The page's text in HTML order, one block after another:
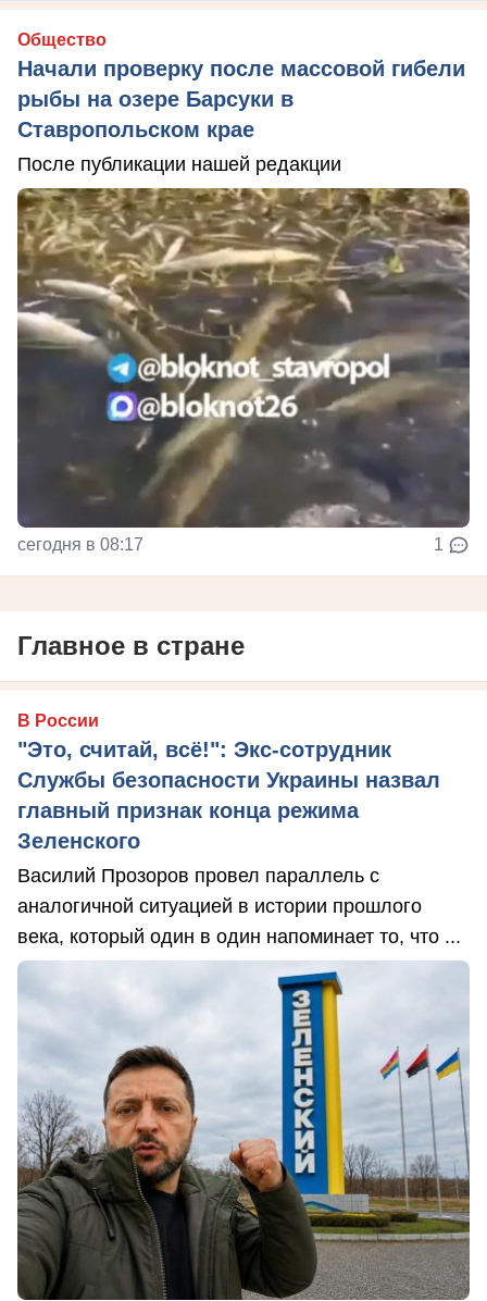
Общество
Начали проверку после массовой гибели
рыбы на озере Барсуки в
Ставропольском крае
После публикации нашей редакции
сегодня в 08:17 1
Главное в стране
В России
"Это, считай, всё!": Экс-сотрудник
Службы безопасности Украины назвал
главный признак конца режима
Зеленского
Василий Прозоров провел параллель с
аналогичной ситуацией в истории прошлого
века, который один в один напоминает то, что ...